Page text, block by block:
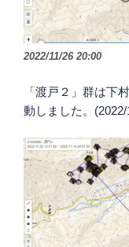
2022/11/26 20:00
「渡戸２」群は
動しました。(2022/